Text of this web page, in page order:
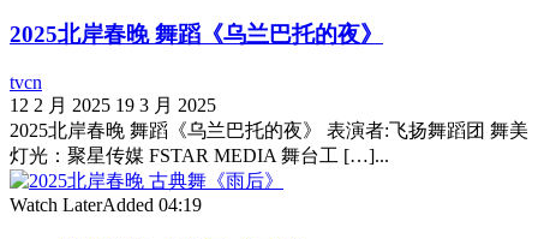
2025北岸春晚 舞蹈《乌兰巴托的夜》
tvcn
12 2 月 2025 19 3 月 2025
2025北岸春晚 舞蹈《乌兰巴托的夜》 表演者:飞扬舞蹈团 舞美
灯光：聚星传媒 FSTAR MEDIA 舞台工 […]...
Watch LaterAdded 04:19